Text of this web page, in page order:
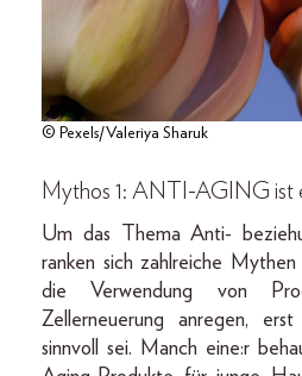
© Pexels/Valeriya Sharuk
Mythos 1: ANTI-AGING ist
Um das Thema Anti-
ranken sich zahlreiche
die Verwendung von
Zellerneuerung anregen,
sinnvoll sei. Manch eine:r